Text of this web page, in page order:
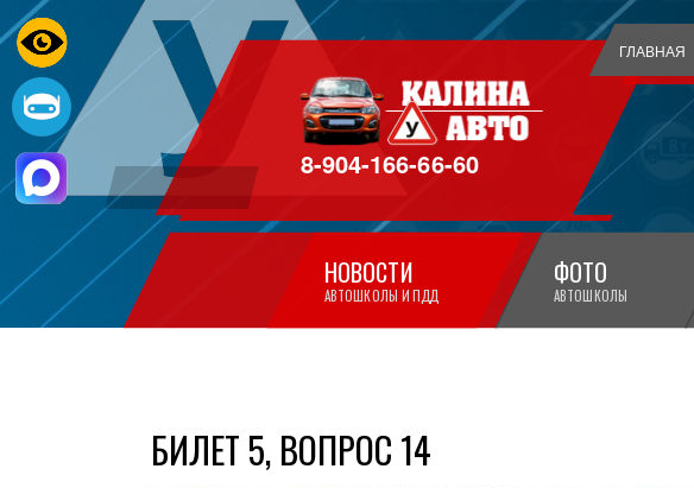
ГЛАВНАЯ
8-904-166-66-60
НОВОСТИ
АВТОШКОЛЫ И ПДД
ФОТО
АВТОШКОЛЫ
БИЛЕТ 5, ВОПРОС 14